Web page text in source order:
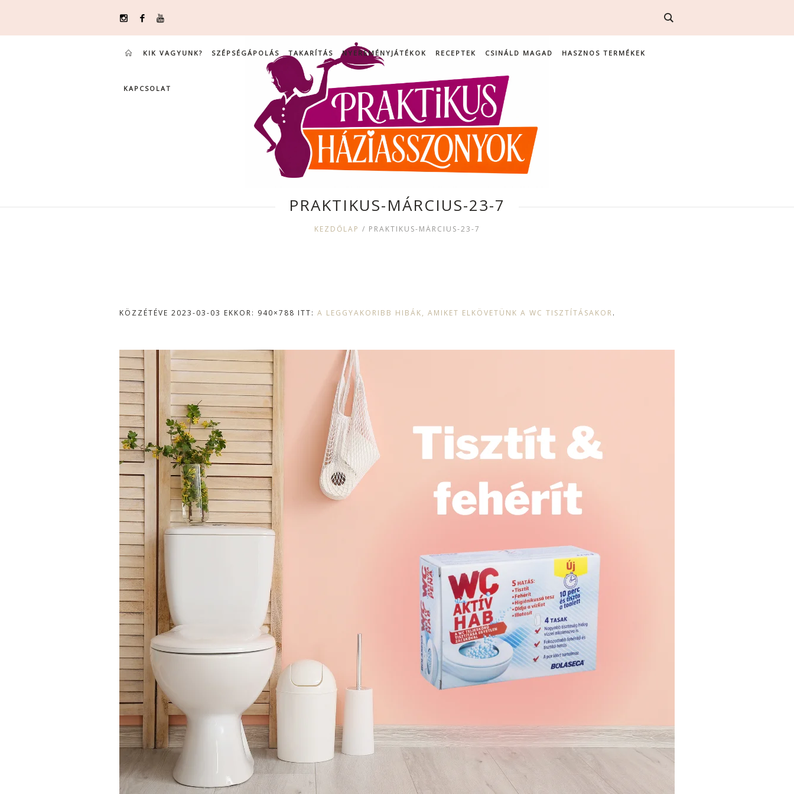
KIK VAGYUNK? SZÉPSÉGÁPOLÁS TAKARÍTÁS NYEREMÉNYJÁTÉKOK RECEPTEK CSINÁLD MAGAD HASZNOS TERMÉKEK
KAPCSOLAT
PRAKTIKUS-MÁRCIUS-23-7
KEZDŐLAP / PRAKTIKUS-MÁRCIUS-23-7
KÖZZÉTÉVE 2023-03-03 EKKOR: 940×788 ITT: A LEGGYAKORIBB HIBÁK, AMIKET ELKÖVETÜNK A WC TISZTÍTÁSAKOR.